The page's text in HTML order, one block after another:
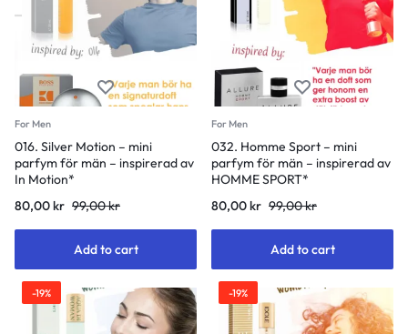
For Men
016. Silver Motion – mini
parfym för män – inspirerad av
In Motion*
80,00kr 99,00kr
Add to cart
For Men
032. Homme Sport – mini
parfym för män – inspirerad av
HOMME SPORT*
80,00kr 99,00kr
Add to cart
-19% -19%